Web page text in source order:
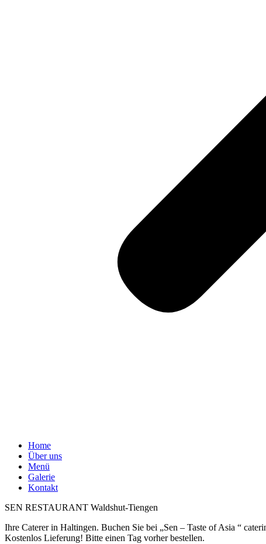
Home
Über uns
Menü
Galerie
Kontakt
SEN RESTAURANT Waldshut-Tiengen
Ihre Caterer in Haltingen. Buchen Sie bei „Sen – Taste of Asia “
Kostenlos Lieferung! Bitte einen Tag vorher bestellen.